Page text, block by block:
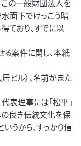
この一般財団法人を
面下でけっこう暗
ており、すでに以
る案件に関し、本紙
ビル）、名前がまた
表理事には「松平」
の良き伝統文化を保
うから、すっかり信